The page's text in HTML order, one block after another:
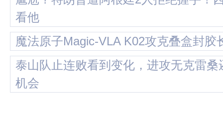
看他
魔法原子Magic-VLA K02攻克叠盒封胶
泰山队止连败看到变化，进攻无克雷
机会